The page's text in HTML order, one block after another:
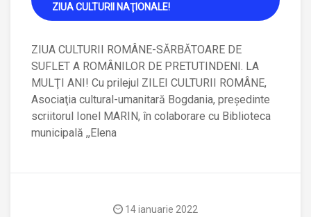
ZIUA CULTURII NAŢIONALE!
ZIUA CULTURII ROMÂNE-SĂRBĂTOARE DE
SUFLET A ROMÂNILOR DE PRETUTINDENI. LA
MULŢI ANI! Cu prilejul ZILEI CULTURII ROMÂNE,
Asociaţia cultural-umanitară Bogdania, preşedinte
scriitorul Ionel MARIN, în colaborare cu Biblioteca
municipală ,,Elena
14 ianuarie 2022